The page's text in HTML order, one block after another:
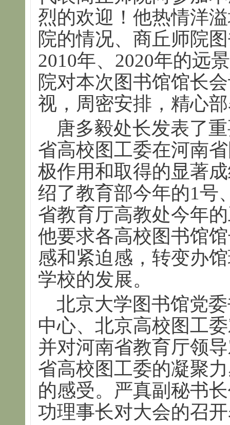
烈的欢迎！他热情洋
院的情况、商丘师院
2010年、2020年的远
院对本次图书馆馆长
视，周密安排，精心
唐多毅处长发表了
省高校图工委在河南
极作用和取得的显著
绍了教育部今年的1号
省教育厅高教处今年
他要求各高校图书馆
感和紧迫感，转变办
学校的发展。
北京大学图书馆党
中心、北京高校图工
并对河南省教育厅领
省高校图工委的凝聚
的感受。严真副秘书
功理事长对大会的召